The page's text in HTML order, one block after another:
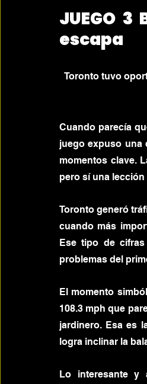
JUEGO 3
escapa
Toronto tuvo
Cuando parecía
juego expuso una
momentos clave.
pero sí una
Toronto generó
cuando más
Ese tipo de
problemas del
El momento
108.3 mph que
jardinero. Esa es
logra inclinar la
Lo interesante